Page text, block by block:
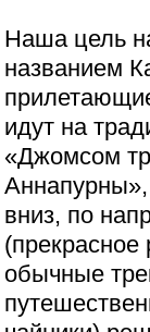
Наша цель
названием
идут на
«Джомсом
Аннапурны»,
вниз, по
(прекрасное
обычные